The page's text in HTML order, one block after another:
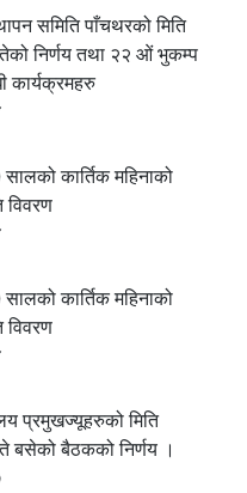
समिति पाँचथरको मिति
निर्णय तथा २२ ओं भुकम्प
कार्यक्रमहरु
कार्तिक महिनाको
विवरण
कार्तिक महिनाको
विवरण
प्रमुखज्यूहरुको मिति
बैठकको निर्णय ।